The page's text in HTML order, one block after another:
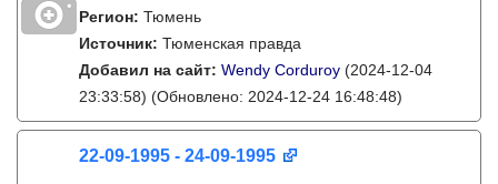
Регион: Тюмень
Источник: Тюменская правда
Добавил на сайт: Wendy Corduroy (2024-12-04
23:33:58) (Обновлено: 2024-12-24 16:48:48)
22-09-1995 - 24-09-1995